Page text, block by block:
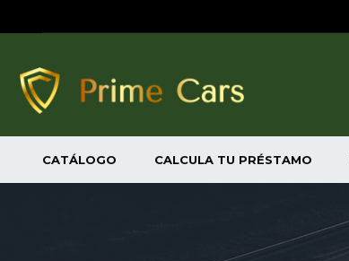
CATÁLOGO CALCULA TU PRÉSTAMO